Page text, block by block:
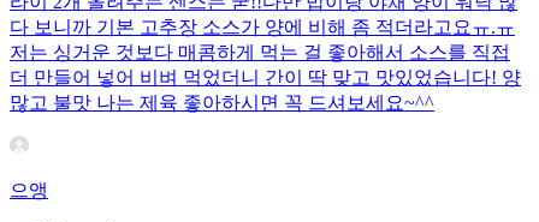
다 보니까 기본 고추장 소스가 양에 비해 좀 적더라고요ㅠ.ㅠ
저는 싱거운 것보다 매콤하게 먹는 걸 좋아해서 소스를 직접
더 만들어 넣어 비벼 먹었더니 간이 딱 맞고 맛있었습니다! 양
많고 불맛 나는 제육 좋아하시면 꼭 드셔보세요~^^
으앵